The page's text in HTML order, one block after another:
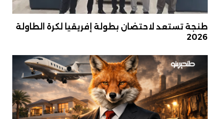
طنجة تستعد لاحتضان بطولة إفريقيا لكرة الطاولة
2026